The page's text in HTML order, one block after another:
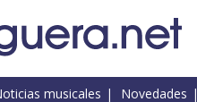
musicales Novedades